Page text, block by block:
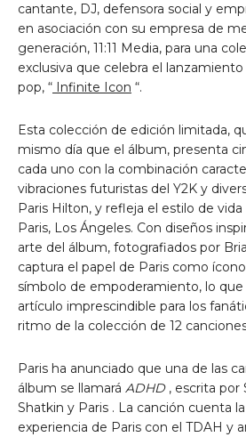
cantante, DJ, defensora social y
en asociación con su empresa de
generación, 11:11 Media, para una
exclusiva que celebra el
pop, “ Infinite Icon “.
Esta colección de edición limitada,
mismo día que el álbum, presenta
cada uno con la combinación
vibraciones futuristas del Y2K y
Paris Hilton, y refleja el estilo de vida
Paris, Los Ángeles. Con diseños
arte del álbum, fotografiados por
captura el papel de Paris como
símbolo de empoderamiento, lo
artículo imprescindible para los
ritmo de la colección de 12
Paris ha anunciado que una de las
álbum se llamará ADHD, escrita por
Shatkin y Paris . La canción cuenta
experiencia de Paris con el TDAH y